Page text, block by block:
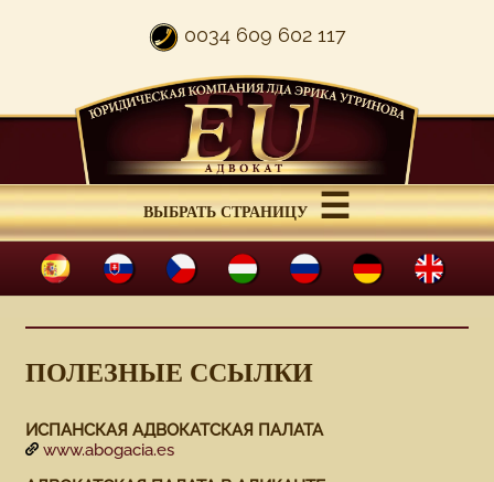
0034 609 602 117
ВЫБРАТЬ СТРАНИЦУ ☰
MENU
ПОЛЕЗНЫЕ ССЫЛКИ
ИСПАНСКАЯ АДВОКАТСКАЯ ПАЛАТА
www.abogacia.es